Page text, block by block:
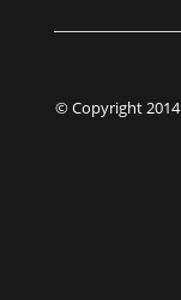
© Copyright 2014